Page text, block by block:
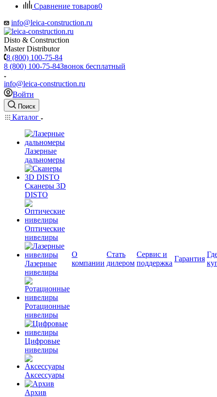
Сравнение товаров0
info@leica-construction.ru
Disto & Construction
Master Distributor
8 (800) 100-75-84
8 (800) 100-75-84Звонок бесплатный
info@leica-construction.ru
Войти
Поиск
Каталог
Лазерные
дальномеры
Сканеры 3D
DISTO
Оптические
нивелиры
Лазерные
нивелиры
Ротационные
нивелиры
Цифровые
нивелиры
Аксессуары
Архив
О
компании
Стать
дилером
Сервис и
поддержка
Гарантия